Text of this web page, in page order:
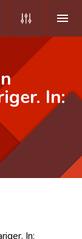
In:
In: